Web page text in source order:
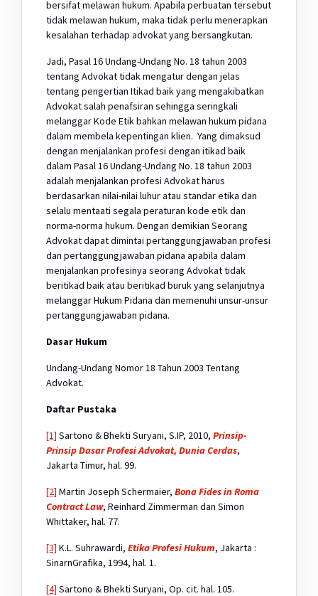
bersifat melawan hukum. Apabila perbuatan tersebut
tidak melawan hukum, maka tidak perlu menerapkan
kesalahan terhadap advokat yang bersangkutan.
Jadi, Pasal 16 Undang-Undang No. 18 tahun 2003
tentang Advokat tidak mengatur dengan jelas
tentang pengertian Itikad baik yang mengakibatkan
Advokat salah penafsiran sehingga seringkali
melanggar Kode Etik bahkan melawan hukum pidana
dalam membela kepentingan klien. Yang dimaksud
dengan menjalankan profesi dengan itikad baik
dalam Pasal 16 Undang-Undang No. 18 tahun 2003
adalah menjalankan profesi Advokat harus
berdasarkan nilai-nilai luhur atau standar etika dan
selalu mentaati segala peraturan kode etik dan
norma-norma hukum. Dengan demikian Seorang
Advokat dapat dimintai pertanggungjawaban profesi
dan pertanggungjawaban pidana apabila dalam
menjalankan profesinya seorang Advokat tidak
beritikad baik atau beritikad buruk yang selanjutnya
melanggar Hukum Pidana dan memenuhi unsur-unsur
pertanggungjawaban pidana.
Dasar Hukum
Undang-Undang Nomor 18 Tahun 2003 Tentang
Advokat.
Daftar Pustaka
[1] Sartono & Bhekti Suryani, S.IP, 2010, Prinsip-
Prinsip Dasar Profesi Advokat, Dunia Cerdas,
Jakarta Timur, hal. 99.
[2] Martin Joseph Schermaier, Bona Fides in Roma
Contract Law, Reinhard Zimmerman dan Simon
Whittaker, hal. 77.
[3] K.L. Suhrawardi, Etika Profesi Hukum, Jakarta :
SinarnGrafika, 1994, hal. 1.
[4] Sartono & Bhekti Suryani, Op. cit. hal. 105.